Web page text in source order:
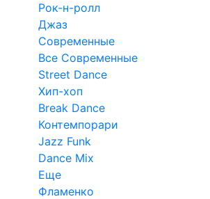
Рок-н-ролл
Джаз
Современные
Все Современные
Street Dance
Хип-хоп
Break Dance
Контемпорари
Jazz Funk
Dance Mix
Еще
Фламенко